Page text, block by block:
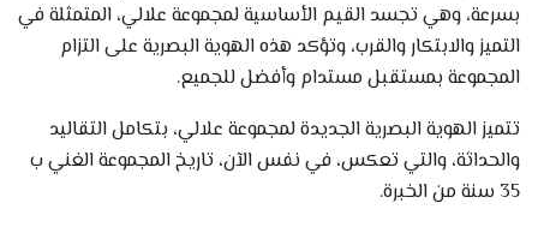
بسرعة، وهي تجسد القيم الأساسية لمجموعة علالي، المتمثلة في
التميز والابتكار والقرب، وتؤكد هذه الهوية البصرية على التزام
المجموعة بمستقبل مستدام وأفضل للجميع.
تتميز الهوية البصرية الجديدة لمجموعة علالي، بتكامل التقاليد
والحداثة، والتي تعكس، في نفس الآن، تاريخ المجموعة الغني ب
35 سنة من الخبرة.